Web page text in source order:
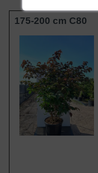
175-200 cm C80